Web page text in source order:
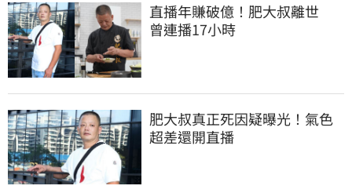
直播年賺破億！肥大叔離世
曾連播17小時
肥大叔真正死因疑曝光！氣色
超差還開直播